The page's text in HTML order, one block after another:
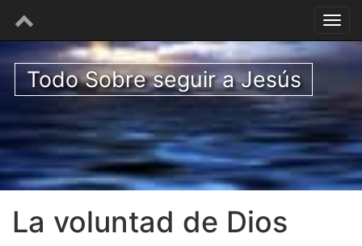
Todo Sobre seguir a Jesús
La voluntad de Dios